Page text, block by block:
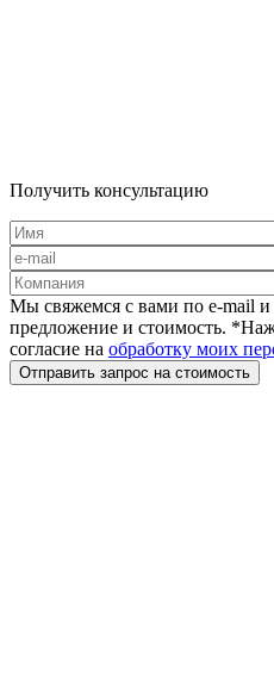
Получить консультацию
Мы свяжемся с вами по e-mail
предложение и стоимость.
согласие на обработку моих
Отправить запрос на стоимость